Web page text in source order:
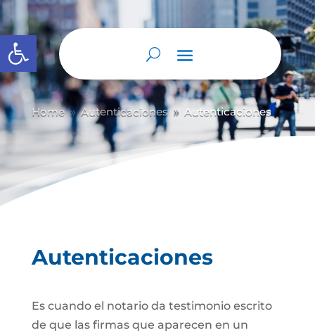
Abrir barra de herramientas
Home 9 Autenticaciones 9 Autenticaciones
Autenticaciones
Es cuando el notario da testimonio escrito
de que las firmas que aparecen en un